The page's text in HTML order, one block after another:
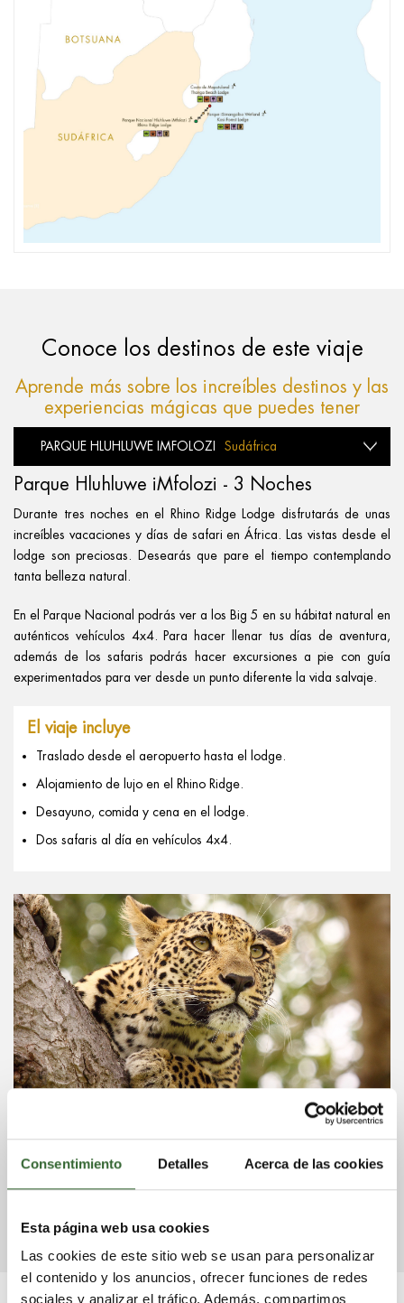
Consentimiento Detalles Acerca de las cookies
Esta página web usa cookies
Las cookies de este sitio web se usan para personalizar
el contenido y los anuncios, ofrecer funciones de redes
sociales y analizar el tráfico. Además, compartimos
Conoce los destinos de este viaje
Aprende más sobre los increíbles destinos y las
experiencias mágicas que puedes tener
PARQUE HLUHLUWE IMFOLOZI Sudáfrica
Parque Hluhluwe iMfolozi - 3 Noches
Durante tres noches en el Rhino Ridge Lodge disfrutarás de unas
increíbles vacaciones y días de safari en África. Las vistas desde el
lodge son preciosas. Desearás que pare el tiempo contemplando
tanta belleza natural.
En el Parque Nacional podrás ver a los Big 5 en su hábitat natural en
auténticos vehículos 4x4. Para hacer llenar tus días de aventura,
además de los safaris podrás hacer excursiones a pie con guía
experimentados para ver desde un punto diferente la vida salvaje.
El viaje incluye
Traslado desde el aeropuerto hasta el lodge.
Alojamiento de lujo en el Rhino Ridge.
Desayuno, comida y cena en el lodge.
Dos safaris al día en vehículos 4x4.
ISIMANGALISO WETLAND Sudáfrica